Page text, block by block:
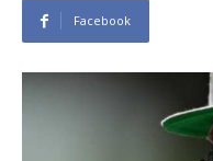
Facebook